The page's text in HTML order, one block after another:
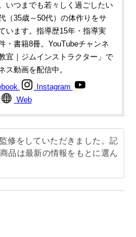
いつまでも若々しく過ごしたい
（35歳～50代）の体作りをサ
います。指導歴15年・指導実
・書籍8冊。YouTubeチャンネ
宜｜ジムインストラクター」で
ス動画を配信中。
Instagram
Web
修をしていただきました。記
品は最新の情報をもとに選ん